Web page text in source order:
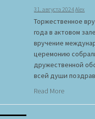
31. августа 2024Alex
Торжественное
года в актовом
вручение
церемонию
дружественной
всей души
Read More